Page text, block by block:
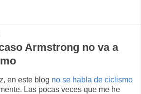
Armstrong no va a
en este blog no se habla de ciclismo
Las pocas veces que me he